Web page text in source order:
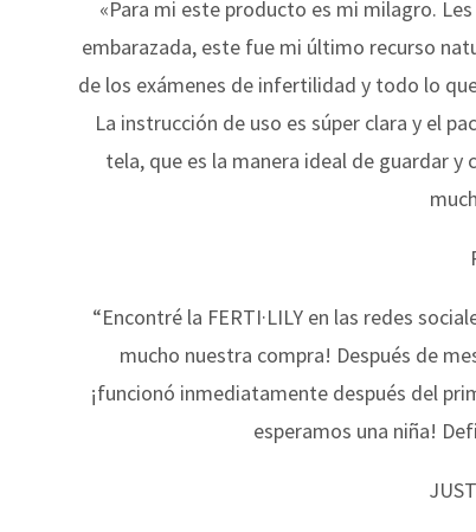
«Para mi este producto es mi milagro.
embarazada, este fue mi último recurso
de los exámenes de infertilidad y todo lo
La instrucción de uso es súper clara y el
tela, que es la manera ideal de guardar
“Encontré la FERTI·LILY en las redes
mucho nuestra compra! Después de
¡funcionó inmediatamente después del
esperamos una niña!